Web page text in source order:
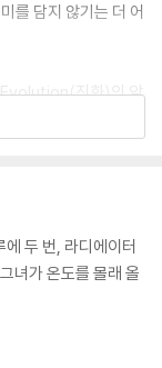
를 담지 않기는 더 어
Evolution(진화)의 앞
』란 제목으로 출간
무튼 Evolution은 E
인 것처럼, ‘오베’의
자랑거리인 오베라
터가 보급되면 컴
두 번, 라디에이터
녀가 온도를 몰래 올